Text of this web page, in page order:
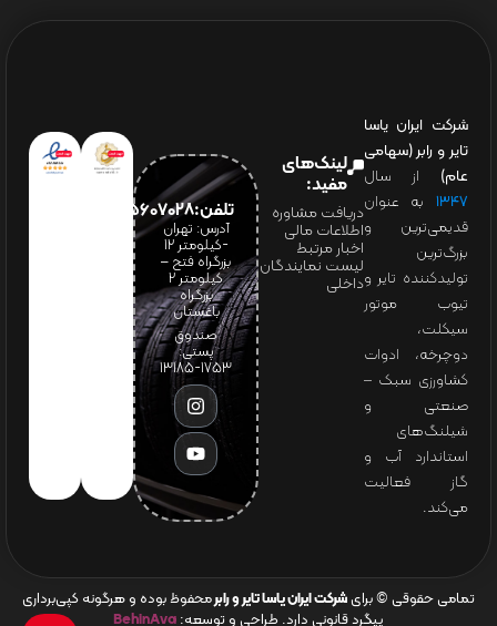
شرکت ایران یاسا
تایر و رابر (سهامی
عام) از سال
۱۳۴۷ به عنوان
قدیمی‌ترین و
بزرگ‌ترین
تولیدکننده تایر و
تیوب موتور
سیکلت،
دوچرخه، ادوات
کشاورزی سبک –
صنعتی و
شیلنگ‌های
استاندارد آب و
گاز فعالیت
می‌کند.
لینک‌های
مفید:
دریافت مشاوره
اطلاعات مالی
اخبار مرتبط
لیست نمایندگان
داخلی
تلفن:65607028(021)
آدرس: تهران
-کیلومتر 12
بزرگراه فتح –
کیلومتر ۲
بزرگراه
باغستان
صندوق
پستی:
1753-13185
تمامی حقوقی © برای شرکت ایران یاسا تایر و رابرمحفوظ بوده و هرگونه کپی‌برداری
پیگرد قانونی دارد. طراحی و توسعه: BehinAva